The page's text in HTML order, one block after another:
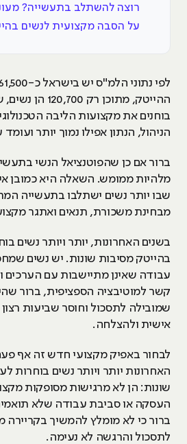
רוצה להשתלב בתעשייה?
על הסבה מקצועית לנשים
בוחנים את מקצועות הליבה
הניהול, הנתון אפילו נמוך יותר ועומד
ברור אם כן שהפוטנציאל הנשי
מלהיות ממומש. השאלה היא כמובן
שבו יותר נשים ישתלבו בתעשייה
מבחינת משכורת, תנאים ואתגר
בשנים האחרונות, יותר ויותר נשים
בהייטק מסיבות שונות. יש נשים
עבודה שאינן מתיישבות עם הערכים
קשר למוטיבציה הספציפית, ברור
שמובילה לתסכול וחוסר שביעות
אישית ולהצלחה.
לבחור באפיק מקצועי חדש זה אף
האחרונות יותר ויותר נשים בוחרות
שונות: הן לא מרגישות מסופקות
העסקה או סביבת עבודה שלא
ברור כי לא מומלץ להמשיך בקריירה
לתסכול והרגשה לא נעימה.